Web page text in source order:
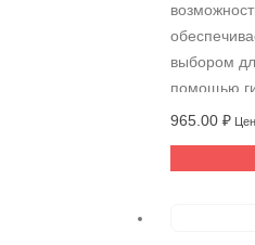
выбором
помощью
965.00 ₽